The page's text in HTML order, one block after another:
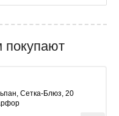
покупают
Сетка-Блюз, 20